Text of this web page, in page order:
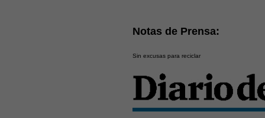
Notas de Prensa:
Sin excusas para reciclar